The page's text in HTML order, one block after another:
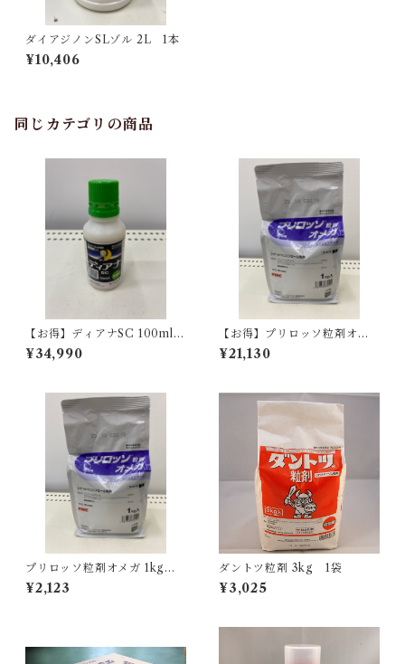
ダイアジノンSLゾル 2L 1本
¥10,406
同じカテゴリの商品
【お得】ディアナSC 100ml
10本
¥34,990
【お得】プリロッソ粒剤オメ
ガ 1kg 【1箱】10袋入
¥21,130
プリロッソ粒剤オメガ 1kg 1
袋
¥2,123
ダントツ粒剤 3kg 1袋
¥3,025